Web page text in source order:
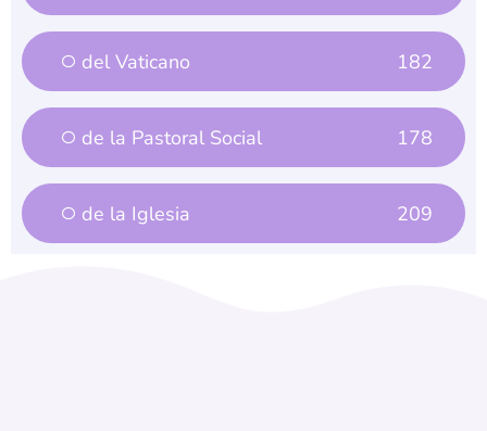
del Vaticano 182
de la Pastoral Social 178
de la Iglesia 209